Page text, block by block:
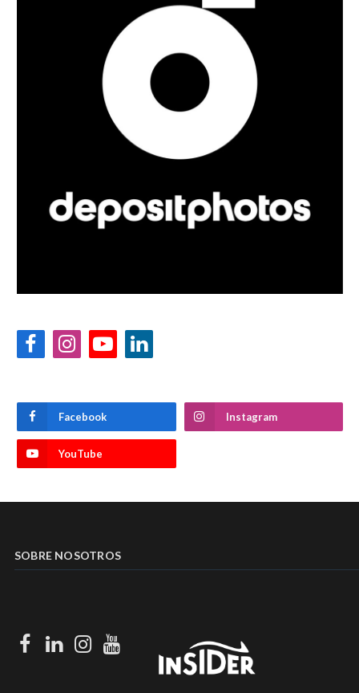
FacebookInstagramYouTubeLinkedIn
Facebook Instagram
YouTube
SOBRE NOSOTROS
Facebook
LinkedIn
Instagram
Youtube